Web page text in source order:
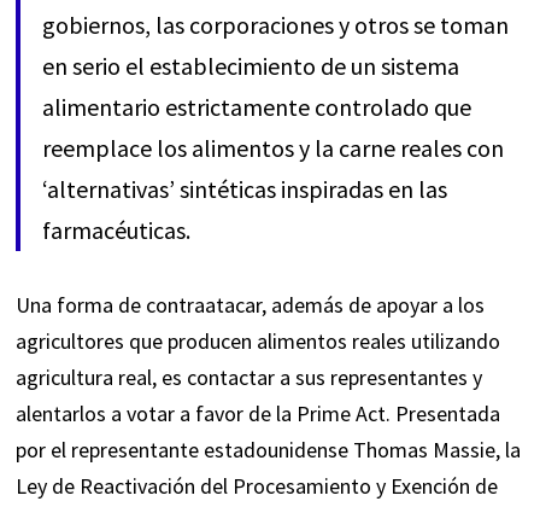
gobiernos, las corporaciones y otros se toman
en serio el establecimiento de un sistema
alimentario estrictamente controlado que
reemplace los alimentos y la carne reales con
‘alternativas’ sintéticas inspiradas en las
farmacéuticas.
Una forma de contraatacar, además de apoyar a los
agricultores que producen alimentos reales utilizando
agricultura real, es contactar a sus representantes y
alentarlos a votar a favor de la Prime Act. Presentada
por el representante estadounidense Thomas Massie, la
Ley de Reactivación del Procesamiento y Exención de